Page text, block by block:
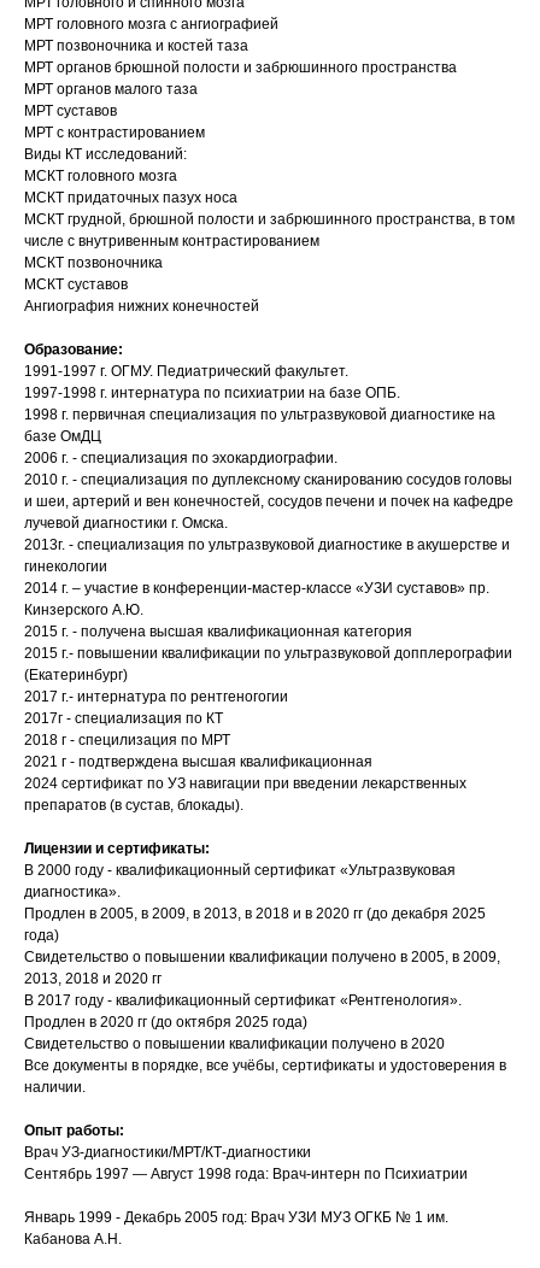
МРТ головного мозга с ангиографией
МРТ позвоночника и костей таза
МРТ органов брюшной полости и забрюшинного пространства
МРТ органов малого таза
МРТ суставов
МРТ с контрастированием
Виды КТ исследований:
МСКТ головного мозга
МСКТ придаточных пазух носа
МСКТ грудной, брюшной полости и забрюшинного пространства, в том
числе с внутривенным контрастированием
МСКТ позвоночника
МСКТ суставов
Ангиография нижних конечностей
Образование:
1991-1997 г. ОГМУ. Педиатрический факультет.
1997-1998 г. интернатура по психиатрии на базе ОПБ.
1998 г. первичная специализация по ультразвуковой диагностике на
базе ОмДЦ
2006 г. - специализация по эхокардиографии.
2010 г. - специализация по дуплексному сканированию сосудов головы
и шеи, артерий и вен конечностей, сосудов печени и почек на кафедре
лучевой диагностики г. Омска.
2013г. - специализация по ультразвуковой диагностике в акушерстве и
гинекологии
2014 г. – участие в конференции-мастер-классе «УЗИ суставов» пр.
Кинзерского А.Ю.
2015 г. - получена высшая квалификационная категория
2015 г.- повышении квалификации по ультразвуковой допплерографии
(Екатеринбург)
2017 г.- интернатура по рентгеногогии
2017г - специализация по КТ
2018 г - специлизация по МРТ
2021 г - подтверждена высшая квалификационная
2024 сертификат по УЗ навигации при введении лекарственных
препаратов (в сустав, блокады).
Лицензии и сертификаты:
В 2000 году - квалификационный сертификат «Ультразвуковая
диагностика».
Продлен в 2005, в 2009, в 2013, в 2018 и в 2020 гг (до декабря 2025
года)
Свидетельство о повышении квалификации получено в 2005, в 2009,
2013, 2018 и 2020 гг
В 2017 году - квалификационный сертификат «Рентгенология».
Продлен в 2020 гг (до октября 2025 года)
Свидетельство о повышении квалификации получено в 2020
Все документы в порядке, все учёбы, сертификаты и удостоверения в
наличии.
Опыт работы:
Врач УЗ-диагностики/МРТ/КТ-диагностики
Сентябрь 1997 — Август 1998 года: Врач-интерн по Психиатрии
Январь 1999 - Декабрь 2005 год: Врач УЗИ МУЗ ОГКБ № 1 им.
Кабанова А.Н.